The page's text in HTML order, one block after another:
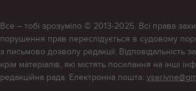
Все – тобі зрозуміло © 2013-2025. Всі права
порушення прав переслідується в судовому
з письмово дозволу редакції. Відповідальність
крім матеріалів, які містять посилання на інші
редакційна рада. Електронна пошта: